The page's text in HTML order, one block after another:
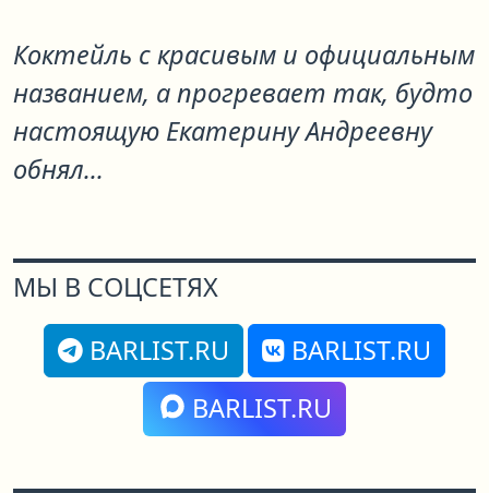
Коктейль с красивым и официальным
названием, а прогревает так, будто
настоящую Екатерину Андреевну
обнял...
МЫ В СОЦСЕТЯХ
BARLIST.RU
BARLIST.RU
BARLIST.RU